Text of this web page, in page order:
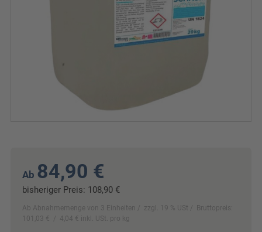
Ab 84,90 €
bisheriger Preis: 108,90 €
Ab Abnahmemenge von 3 Einheiten zzgl. 19 % USt
Bruttopreis:
101,03 €
4,04 € inkl. USt. pro kg